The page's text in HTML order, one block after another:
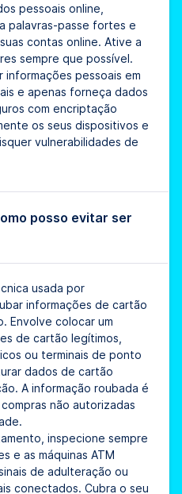
pessoais online,
palavras-passe fortes e
contas online. Ative a
sempre que possível.
informações pessoais em
e apenas forneça dados
com encriptação
os seus dispositivos e
vulnerabilidades de
posso evitar ser
usada por
informações de cartão
Envolve colocar um
de cartão legítimos,
ou terminais de ponto
dados de cartão
A informação roubada é
não autorizadas
inspecione sempre
e as máquinas ATM
de adulteração ou
conectados. Cubra o seu